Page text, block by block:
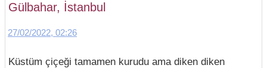
Gülbahar, İstanbul
27/02/2022, 02:26
Küstüm çiçeği tamamen kurudu ama diken diken